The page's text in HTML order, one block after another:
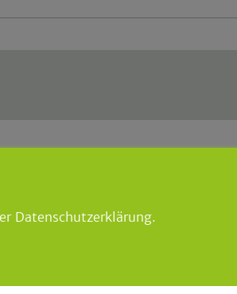
Datenschutzerklärung.